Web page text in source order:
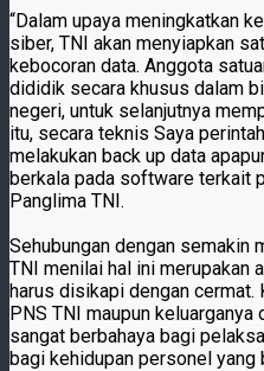
“Dalam upaya meningkatkan
siber, TNI akan menyiapkan
kebocoran data. Anggota
dididik secara khusus dalam
negeri, untuk selanjutnya
itu, secara teknis Saya
melakukan back up data
berkala pada software terkait
Panglima TNI.
Sehubungan dengan semakin
TNI menilai hal ini merupakan
harus disikapi dengan cermat.
PNS TNI maupun keluarganya
sangat berbahaya bagi
bagi kehidupan personel yang